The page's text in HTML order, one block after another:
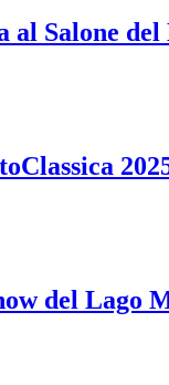
al Salone del
del Lago